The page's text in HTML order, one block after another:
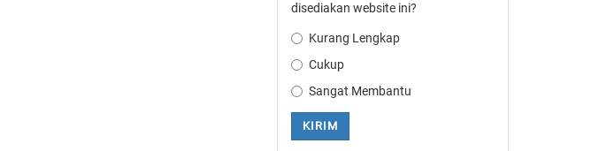
disediakan website ini?
Kurang Lengkap
Cukup
Sangat Membantu
KIRIM